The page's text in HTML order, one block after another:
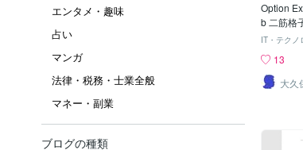
エンタメ・趣味
占い
マンガ
法律・税務・士業全般
マネー・副業
ブログの種類
Option
b 二筋格子
Ｙ '
'縦線
25 '
IT・テクノ
13
大久